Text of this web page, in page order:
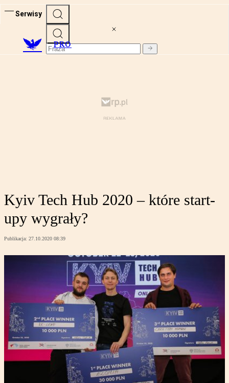
Serwisy
PRO
Kyiv Tech Hub 2020 – które start-
upy wygrały?
Publikacja: 27.10.2020 08:39